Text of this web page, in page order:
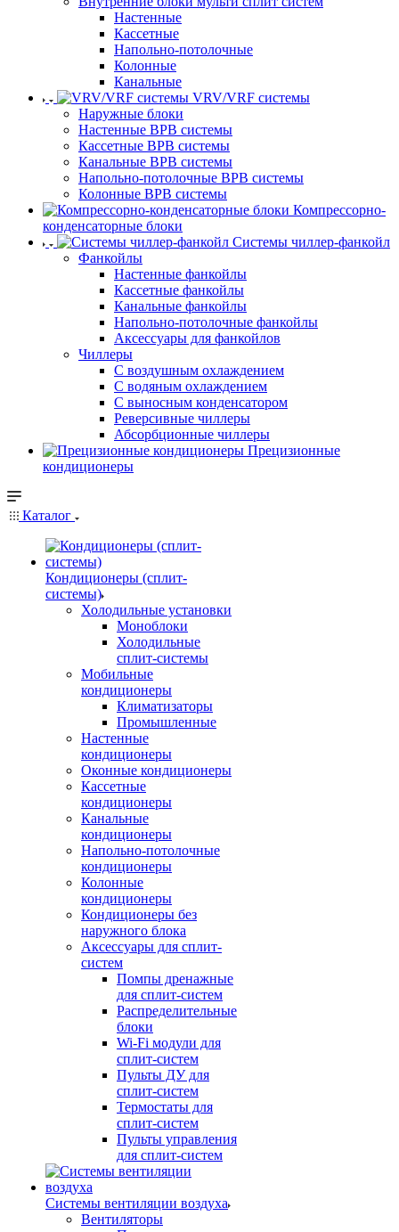
Настенные
Кассетные
Напольно-потолочные
Колонные
Канальные
VRV/VRF системы
Наружные блоки
Настенные ВРВ системы
Кассетные ВРВ системы
Канальные ВРВ системы
Напольно-потолочные ВРВ системы
Колонные ВРВ системы
Компрессорно-
конденсаторные блоки
Системы чиллер-фанкойл
Фанкойлы
Настенные фанкойлы
Кассетные фанкойлы
Канальные фанкойлы
Напольно-потолочные фанкойлы
Аксессуары для фанкойлов
Чиллеры
С воздушным охлаждением
С водяным охлаждением
С выносным конденсатором
Реверсивные чиллеры
Абсорбционные чиллеры
Прецизионные
кондиционеры
Каталог
Кондиционеры (сплит-
системы)
Холодильные установки
Моноблоки
Холодильные
сплит-системы
Мобильные
кондиционеры
Климатизаторы
Промышленные
Настенные
кондиционеры
Оконные кондиционеры
Кассетные
кондиционеры
Канальные
кондиционеры
Напольно-потолочные
кондиционеры
Колонные
кондиционеры
Кондиционеры без
наружного блока
Аксессуары для сплит-
систем
Помпы дренажные
для сплит-систем
Распределительные
блоки
Wi-Fi модули для
сплит-систем
Пульты ДУ для
сплит-систем
Термостаты для
сплит-систем
Пульты управления
для сплит-систем
Системы вентиляции воздуха
Вентиляторы